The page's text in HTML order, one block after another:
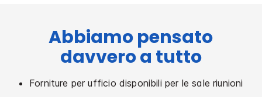
Abbiamo pensato
davvero a tutto
Forniture per ufficio disponibili per le sale riunioni